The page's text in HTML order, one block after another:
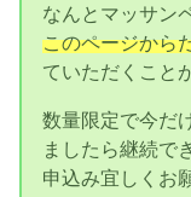
なんとマッサン
このページから
ていただくこと
数量限定で今だ
ましたら継続で
申込み宜しくお